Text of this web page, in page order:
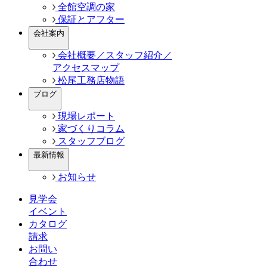
全館空調の家
保証とアフター
会社案内
会社概要／スタッフ紹介／
アクセスマップ
松尾工務店物語
ブログ
現場レポート
家づくりコラム
スタッフブログ
最新情報
お知らせ
見学会
イベント
カタログ
請求
お問い
合わせ